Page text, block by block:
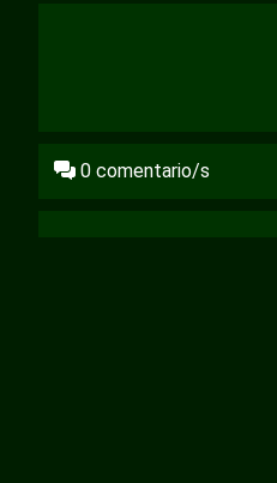
0 comentario/s